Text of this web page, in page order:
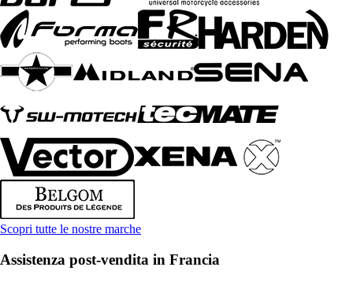
Scopri tutte le nostre marche
Assistenza post-vendita in Francia